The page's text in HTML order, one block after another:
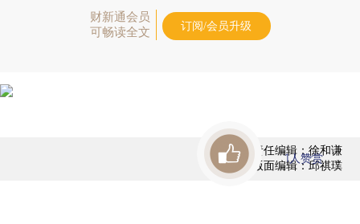
财新通会员
可畅读全文
订阅/会员升级
责任编辑：徐和谦
版面编辑：邱祺璞
1人赞赏